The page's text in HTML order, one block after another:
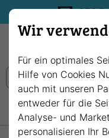
35€
Wir
Für ein optimales
Hilfe von Cookies
auch mit unseren
entweder für die
Analyse- und
personalisieren Ihr